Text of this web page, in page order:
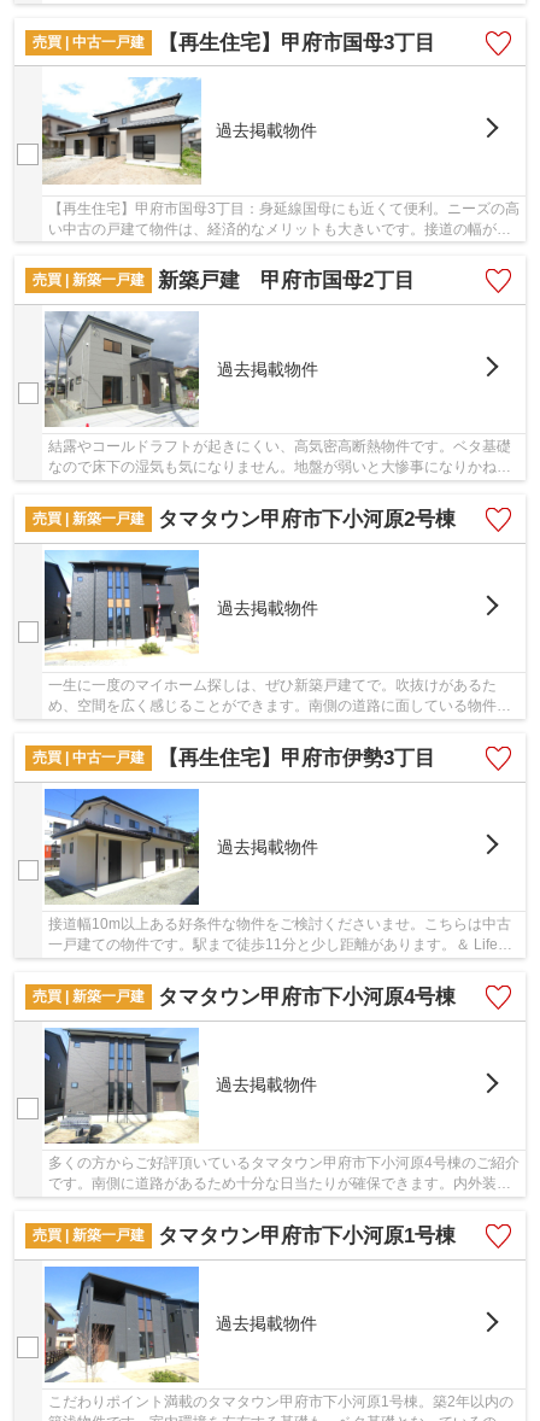
332mです。地上14階建てなので、開放感もあります...
売買 | 中古一戸建
【再生住宅】甲府市国母3丁目
過去掲載物件
【再生住宅】甲府市国母3丁目：身延線国母にも近くて便利。ニーズの高
い中古の戸建て物件は、経済的なメリットも大きいです。接道の幅が
売買 | 新築一戸建
新築戸建 甲府市国母2丁目
過去掲載物件
結露やコールドラフトが起きにくい、高気密高断熱物件です。ベタ基礎
なので床下の湿気も気になりません。地盤が弱いと大惨事になりかねま
売買 | 新築一戸建
タマタウン甲府市下小河原2号棟
過去掲載物件
一生に一度のマイホーム探しは、ぜひ新築戸建てで。吹抜けがあるた
め、空間を広く感じることができます。南側の道路に面している物件で
売買 | 中古一戸建
【再生住宅】甲府市伊勢3丁目
過去掲載物件
接道幅10m以上ある好条件な物件をご検討くださいませ。こちらは中古
一戸建ての物件です。駅まで徒歩11分と少し距離があります。＆ Lifeが
売買 | 新築一戸建
タマタウン甲府市下小河原4号棟
過去掲載物件
多くの方からご好評頂いているタマタウン甲府市下小河原4号棟のご紹介
です。南側に道路があるため十分な日当たりが確保できます。内外装共
売買 | 新築一戸建
タマタウン甲府市下小河原1号棟
過去掲載物件
こだわりポイント満載のタマタウン甲府市下小河原1号棟。築2年以内の